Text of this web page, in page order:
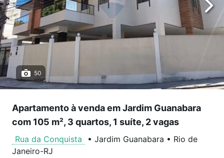
50
Apartamento à venda em Jardim Guanabara
com 105 m², 3 quartos, 1 suíte, 2 vagas
Rua da Conquista • Jardim Guanabara • Rio de
Janeiro-RJ